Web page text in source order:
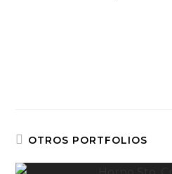
OTROS PORTFOLIOS